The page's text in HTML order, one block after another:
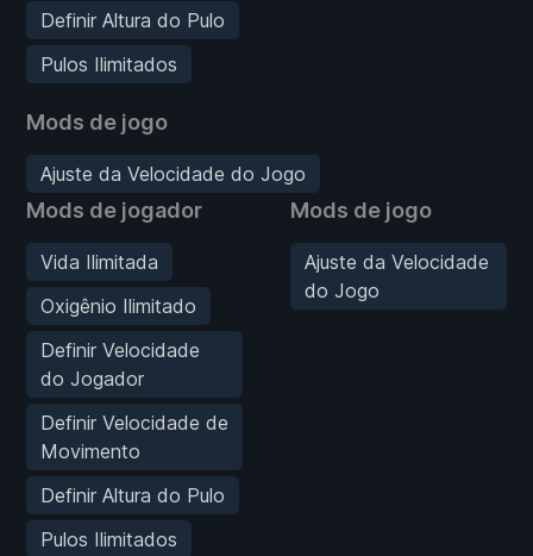
Definir Altura do Pulo
Pulos Ilimitados
Mods de jogo
Ajuste da Velocidade do Jogo
Mods de jogador
Vida Ilimitada
Oxigênio Ilimitado
Definir Velocidade
do Jogador
Definir Velocidade de
Movimento
Definir Altura do Pulo
Pulos Ilimitados
Mods de jogo
Ajuste da Velocidade
do Jogo